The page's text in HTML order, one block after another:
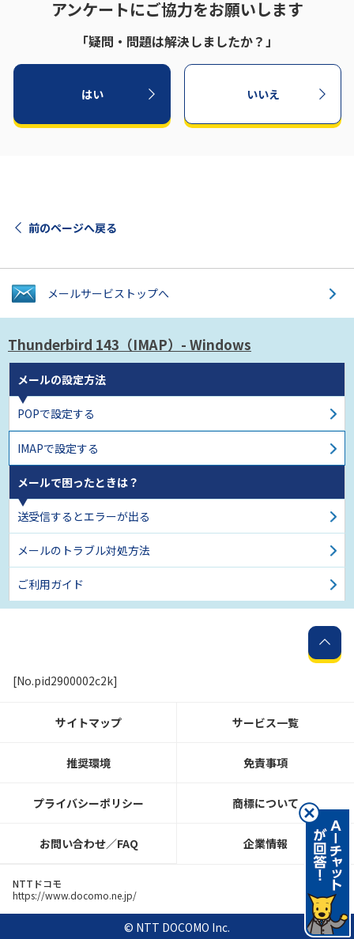
アンケートにご協力をお願いします
「疑問・問題は解決しましたか？」
はい いいえ
前のページへ戻る
メールサービス トップへ
Thunderbird 143 （IMAP）- Windows
メールの設定方法
POPで設定する
IMAPで設定する
メールで困ったときは？
送受信するとエラーが出る
メールのトラブル対処方法
ご利用ガイド
[No.pid2900002c2k]
サイトマップ サービス一覧
推奨環境 免責事項
プライバシーポリシー 商標について
お問い合わせ／FAQ 企業情報
NTTドコモ
https://www.docomo.ne.jp/
© NTT DOCOMO Inc.